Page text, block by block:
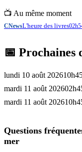
📺 Au même moment
CNewsL'heure des livres
📅 Prochaines
lundi 10 août 2026
mardi 11 août 2026
mardi 11 août 2026
Questions
mer